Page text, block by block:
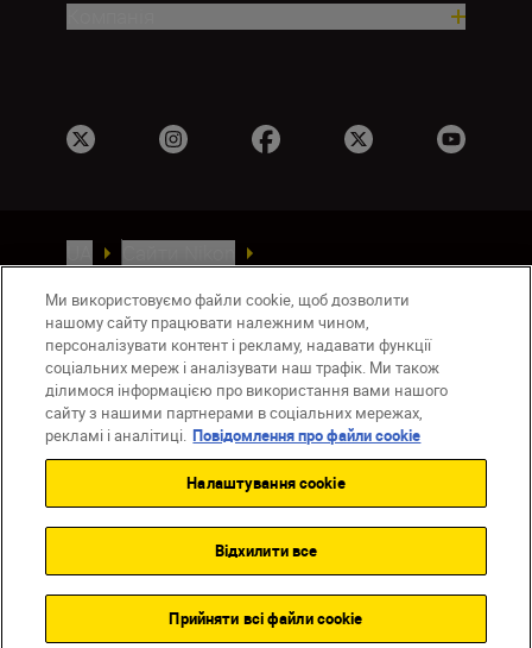
Умови використання
Повідомлення про файли cookie
Налаштування Cookie
© 2026 Nikon
Back to top
Ми використовуємо файли cookie, щоб дозволити
нашому сайту працювати належним чином,
персоналізувати контент і рекламу, надавати функції
соціальних мереж і аналізувати наш трафік. Ми також
ділимося інформацією про використання вами нашого
сайту з нашими партнерами в соціальних мережах,
рекламі і аналітиці. Повідомлення про файли cookie
Налаштування cookie
Відхилити все
Прийняти всі файли сookie